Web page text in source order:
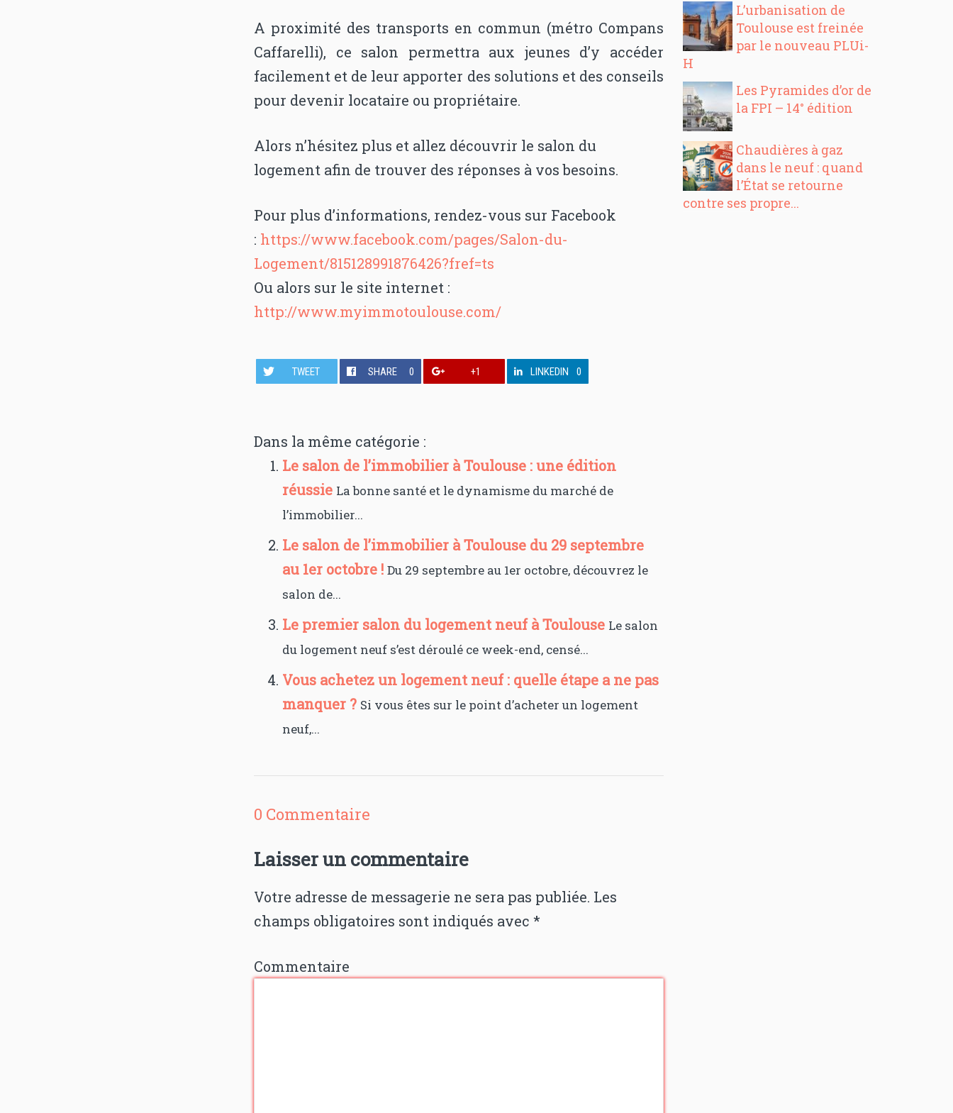
A proximité des transports en commun (métro Compans
Caffarelli), ce salon permettra aux jeunes d’y accéder
facilement et de leur apporter des solutions et des conseils
pour devenir locataire ou propriétaire.
Alors n’hésitez plus et allez découvrir le salon du
logement afin de trouver des réponses à vos besoins.
Pour plus d’informations, rendez-vous sur Facebook
: https://www.facebook.com/pages/Salon-du-
Logement/815128991876426?fref=ts
Ou alors sur le site internet :
http://www.myimmotoulouse.com/
TWEET SHARE 0 +1 LINKEDIN 0
Dans la même catégorie :
Le salon de l’immobilier à Toulouse : une édition
réussie La bonne santé et le dynamisme du marché de
l’immobilier...
Le salon de l’immobilier à Toulouse du 29 septembre
au 1er octobre !Du 29 septembre au 1er octobre, découvrez le
salon de...
Le premier salon du logement neuf à Toulouse Le salon
du logement neuf s’est déroulé ce week-end, censé...
Vous achetez un logement neuf : quelle étape a ne pas
manquer ? Si vous êtes sur le point d’acheter un logement
neuf,...
0 Commentaire
Laisser un commentaire
Votre adresse de messagerie ne sera pas publiée. Les
champs obligatoires sont indiqués avec*
Commentaire
L’urbanisation de
Toulouse est freinée
par le nouveau PLUi-
H
Les Pyramides d’or de
la FPI – 14° édition
Chaudières à gaz
dans le neuf : quand
l’État se retourne
contre ses propre...